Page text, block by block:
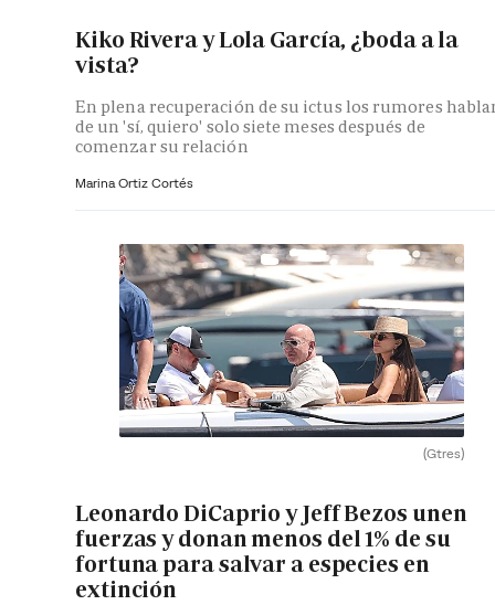
Kiko Rivera y Lola García, ¿boda a la
vista?
En plena recuperación de su ictus los rumores
de un 'sí, quiero' solo siete meses después de
comenzar su relación
Marina Ortiz Cortés
(Gtres)
Leonardo DiCaprio y Jeff Bezos unen
fuerzas y donan menos del 1% de su
fortuna para salvar a especies en
extinción